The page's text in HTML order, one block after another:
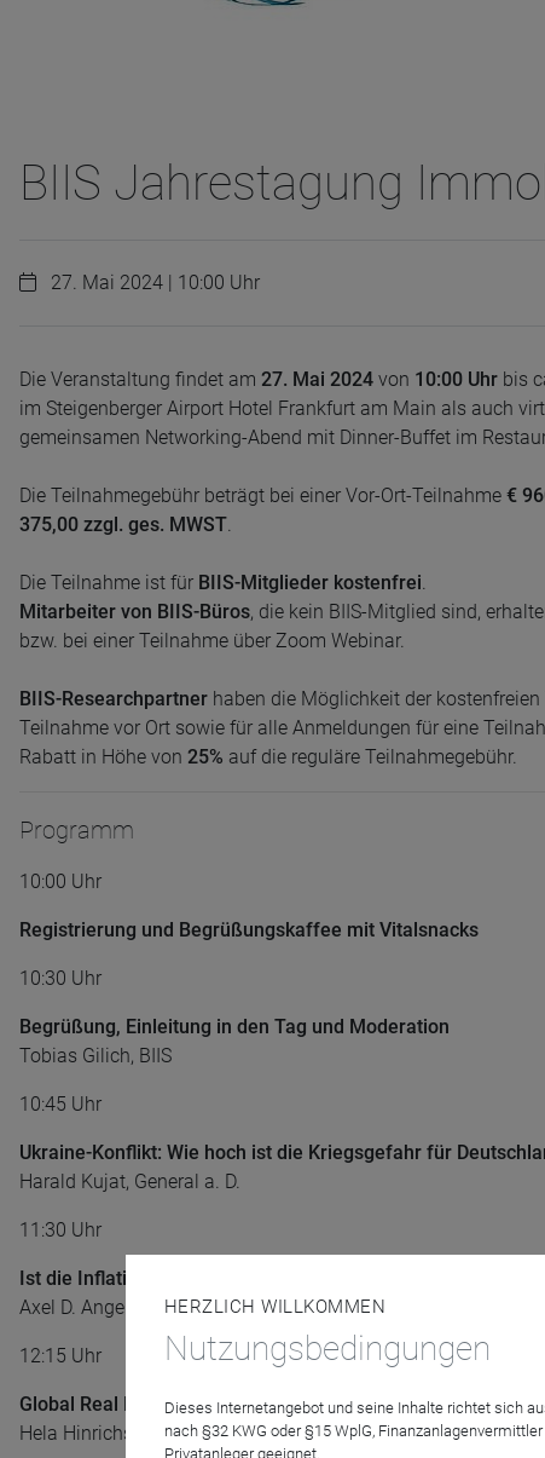
BIIS Jahrestagung
27. Mai 2024 | 10:00 Uhr
Die Veranstaltung findet am 27. Mai 2024 von 10:00 Uhr bis
im Steigenberger Airport Hotel Frankfurt am Main als auch
gemeinsamen Networking-Abend mit Dinner-Buffet im
Die Teilnahmegebühr beträgt bei einer Vor-Ort-Teilnahme €
375,00 zzgl. ges. MWST.
Die Teilnahme ist für BIIS-Mitglieder kostenfrei.
Mitarbeiter von BIIS-Büros, die kein BIIS-Mitglied sind,
bzw. bei einer Teilnahme über Zoom Webinar.
BIIS-Researchpartner haben die Möglichkeit der
Teilnahme vor Ort sowie für alle Anmeldungen für eine
Rabatt in Höhe von 25% auf die reguläre Teilnahmegebühr.
Programm
10:00 Uhr
Registrierung und Begrüßungskaffee mit Vitalsnacks
10:30 Uhr
Begrüßung, Einleitung in den Tag und Moderation
Tobias Gilich, BIIS
10:45 Uhr
Ukraine-Konflikt: Wie hoch ist die Kriegsgefahr für
Harald Kujat, General a. D.
11:30 Uhr
Ist die Inflation wirklich schon besiegt? Implikationen für
Axel D. Angermann, FERI
12:15 Uhr
Global Real Estate: Aktuelle Daten, Trends und Prognosen
Hela Hinrichs, JLL
HERZLICH WILLKOMMEN
Nutzungsbedingungen
Dieses Internetangebot und seine Inhalte richtet sich
nach §32 KWG oder §15 WplG,
Privatanleger geeignet.